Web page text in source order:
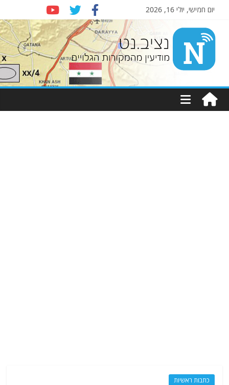
יום חמישי, יולי 16, 2026
Nziv.net
מודיעין
מהמקורות
כתבות ראשיות